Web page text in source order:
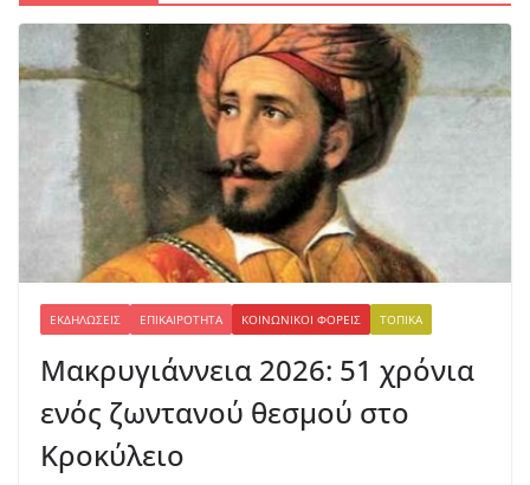
ΕΚΔΗΛΏΣΕΙΣ ΕΠΙΚΑΙΡΌΤΗΤΑ ΚΟΙΝΩΝΙΚΟΊ ΦΟΡΕΊΣ ΤΟΠΙΚΆ
Μακρυγιάννεια 2026: 51 χρόνια
ενός ζωντανού θεσμού στο
Κροκύλειο